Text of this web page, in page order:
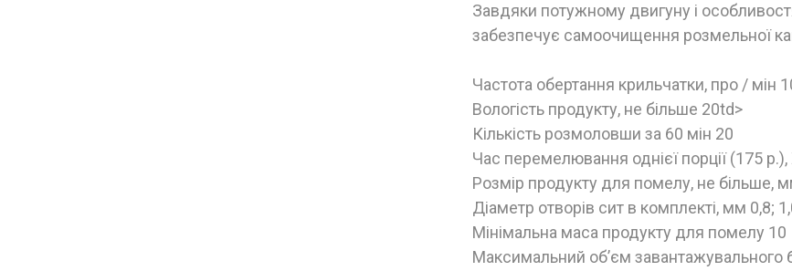
Завдяки потужному двигуну і
забезпечує самоочищення розмельної
Частота обертання крильчатки, про / мін
Вологість продукту, не більше 20td>
Кількість розмоловши за 60 мін 20
Час перемелювання однієї порції (175 р.),
Розмір продукту для помелу, не більше,
Діаметр отворів сит в комплекті, мм 0,8;
Мінімальна маса продукту для помелу 10
Максимальний об’єм завантажувального